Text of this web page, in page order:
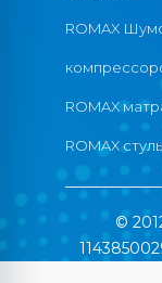
ROMAX
ROMAX
ROMAX
©